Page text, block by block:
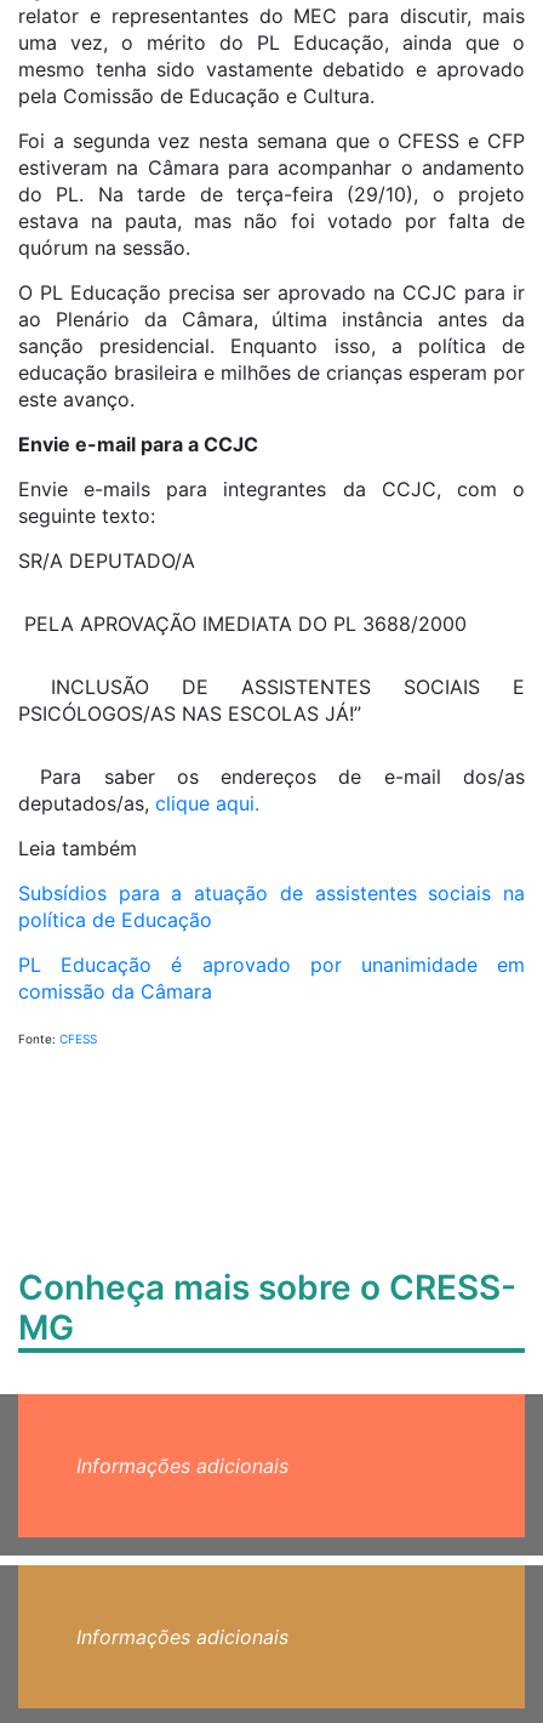
relator e representantes do MEC para discutir, mais
uma vez, o mérito do PL Educação, ainda que o
mesmo tenha sido vastamente debatido e aprovado
pela Comissão de Educação e Cultura.
Foi a segunda vez nesta semana que o CFESS e CFP
estiveram na Câmara para acompanhar o andamento
do PL. Na tarde de terça-feira (29/10), o projeto
estava na pauta, mas não foi votado por falta de
quórum na sessão.
O PL Educação precisa ser aprovado na CCJC para ir
ao Plenário da Câmara, última instância antes da
sanção presidencial. Enquanto isso, a política de
educação brasileira e milhões de crianças esperam por
este avanço.
Envie e-mail para a CCJC
Envie e-mails para integrantes da CCJC, com o
seguinte texto:
SR/A DEPUTADO/A
PELA APROVAÇÃO IMEDIATA DO PL 3688/2000
INCLUSÃO DE ASSISTENTES SOCIAIS E
PSICÓLOGOS/AS NAS ESCOLAS JÁ!”
Para saber os endereços de e-mail dos/as
deputados/as, clique aqui.
Leia também
Subsídios para a atuação de assistentes sociais na
política de Educação
PL Educação é aprovado por unanimidade em
comissão da Câmara
Fonte: CFESS
Conheça mais sobre o CRESS-
MG
Informações adicionais
Informações adicionais